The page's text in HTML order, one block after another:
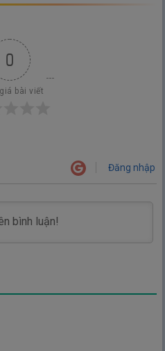
0
bài viết
Đăng nhập